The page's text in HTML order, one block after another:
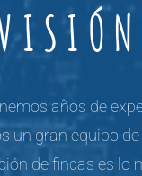
años de
un gran equipo
de fincas es lo